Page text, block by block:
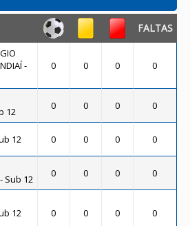
FALTAS
-
0 0 0 0
12
0 0 0 0
12 0 0 0 0
Sub 12
0 0 0 0
12 0 0 0 0